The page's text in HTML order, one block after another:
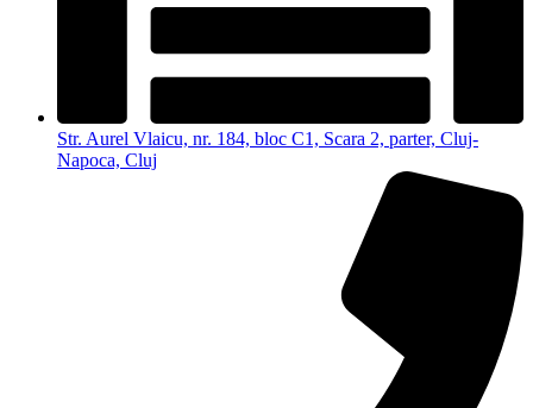
Str. Aurel Vlaicu, nr. 184, bloc C1, Scara 2, parter, Cluj-
Napoca, Cluj